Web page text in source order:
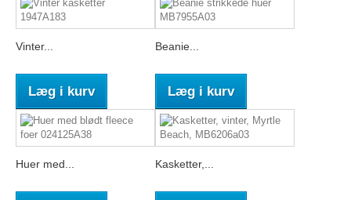
Vinter...
Læg i kurv
Beanie...
Læg i kurv
Huer med... Kasketter,...